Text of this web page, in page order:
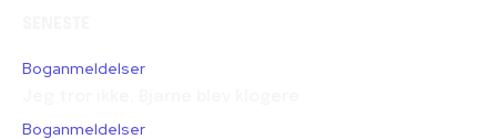
Boganmeldelser
Boganmeldelser